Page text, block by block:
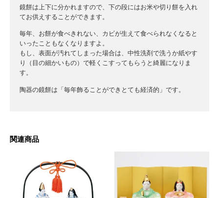
鏡餅は上下に分かれますので、下の段にはお米や切り餅を入れ
てお供えすることができます。
毎年、お餅が食べきれない、カビが生えて食べられなくなると
いったこともなくなりますよ。
もし、表面が汚れてしまった場合は、中性洗剤で洗うか紙やす
り（目の細かいもの）で軽くこすってもらうと綺麗になりま
す。
陶器の鏡餅は「毎年飾ることができとても経済的」です。
関連商品